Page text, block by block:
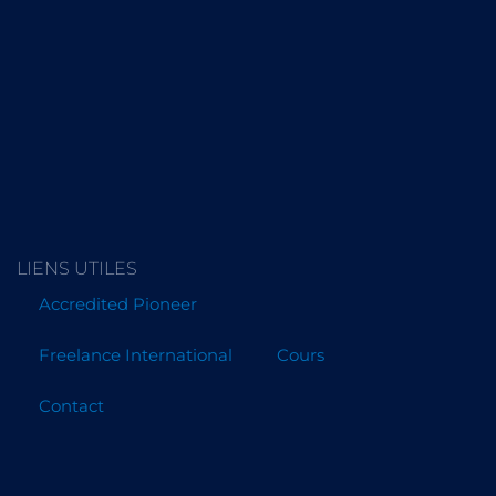
LIENS UTILES
Accredited Pioneer
Freelance International Cours
Contact